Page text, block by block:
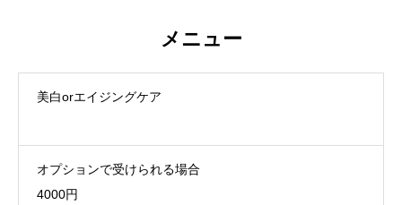
メニュー
美白orエイジングケア
オプションで受けられる場合
4000円